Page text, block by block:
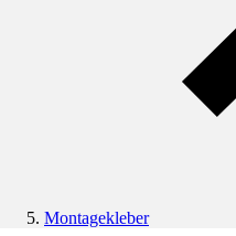
Montagekleber